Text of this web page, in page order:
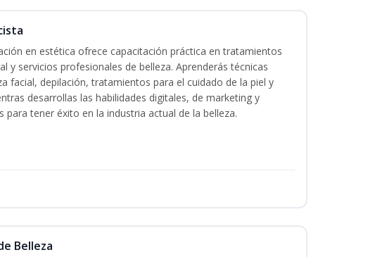
en estética ofrece capacitación práctica en tratamientos
y servicios profesionales de belleza. Aprenderás técnicas
facial, depilación, tratamientos para el cuidado de la piel y
desarrollas las habilidades digitales, de marketing y
para tener éxito en la industria actual de la belleza.
Belleza